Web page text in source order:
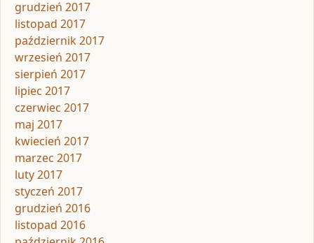
grudzień 2017
listopad 2017
październik 2017
wrzesień 2017
sierpień 2017
lipiec 2017
czerwiec 2017
maj 2017
kwiecień 2017
marzec 2017
luty 2017
styczeń 2017
grudzień 2016
listopad 2016